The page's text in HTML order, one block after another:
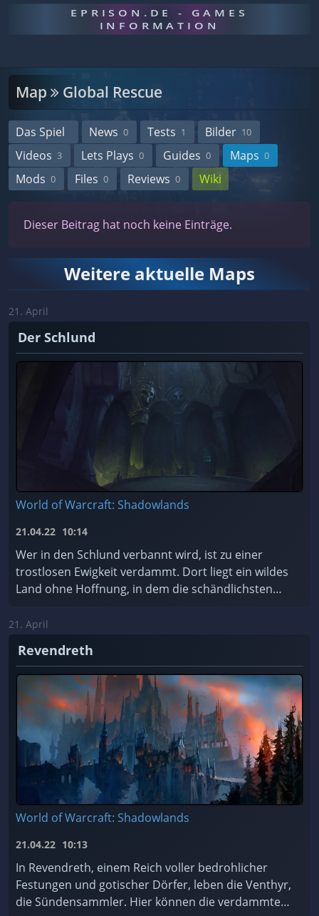
EPRISON.DE - GAMES
INFORMATION
Map Global Rescue
Das Spiel News 0 Tests 1 Bilder 10
Videos 3 Lets Plays 0 Guides 0 Maps 0
Mods 0 Files 0 Reviews 0 Wiki
Dieser Beitrag hat noch keine Einträge.
Weitere aktuelle Maps
21. April
Der Schlund
World of Warcraft: Shadowlands
21.04.22 10:14
Wer in den Schlund verbannt wird, ist zu einer
trostlosen Ewigkeit verdammt. Dort liegt ein wildes
Land ohne Hoffnung, in dem die schändlichsten
Soll ...
21. April
Revendreth
World of Warcraft: Shadowlands
21.04.22 10:13
In Revendreth, einem Reich voller bedrohlicher
Festungen und gotischer Dörfer, leben die Venthyr,
die Sündensammler. Hier können die verdammten